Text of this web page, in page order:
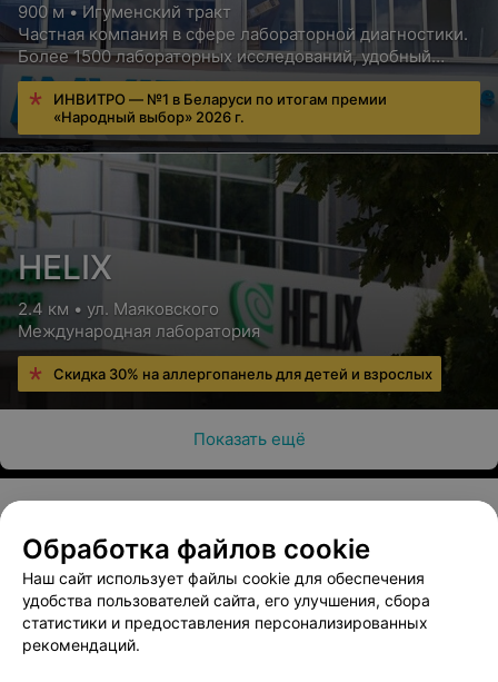
900 м • Игуменский тракт
Частная компания в сфере лабораторной диагностики.
Более 1500 лабораторных исследований, удобный
сервис для пациентов, бесплатная консультация врача
ИНВИТРО — №1 в Беларуси по итогам премии
«Народный выбор» 2026 г.
HELIX
2.4 км • ул. Маяковского
Международная лаборатория
Скидка 30% на аллергопанель для детей и взрослых
Показать ещё
О проекте Новости проекта
Размещение рекламы
Медицинский маркетинг
Публичный договор
Пользовательское соглашение
Способы оплаты
Обработка файлов cookie
Наш сайт использует файлы cookie для обеспечения
удобства пользователей сайта, его улучшения, сбора
статистики и предоставления персонализированных
рекомендаций.